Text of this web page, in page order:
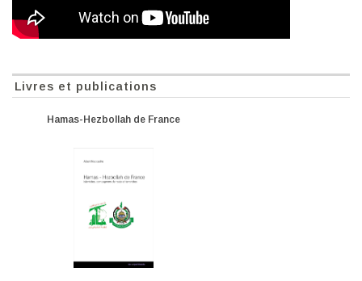
Livres et publications
Hamas-Hezbollah de France